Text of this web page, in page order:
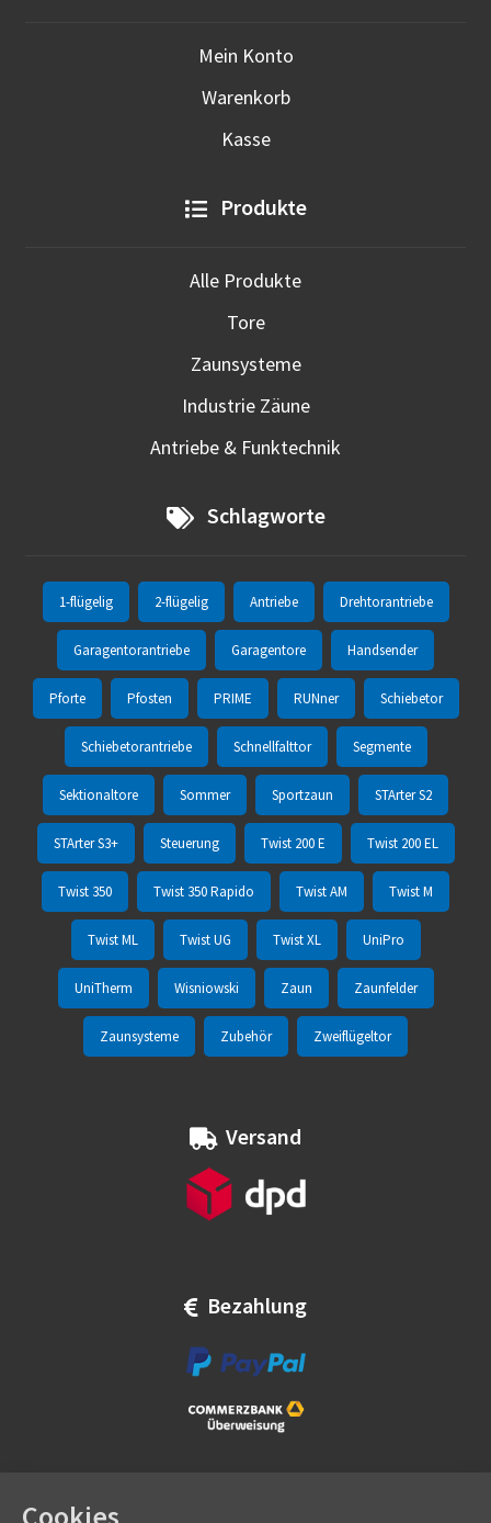
Mein Konto
Warenkorb
Kasse
Produkte
Alle Produkte
Tore
Zaunsysteme
Industrie Zäune
Antriebe & Funktechnik
Schlagworte
1-flügelig 2-flügelig Antriebe Drehtorantriebe
Garagentorantriebe Garagentore Handsender
Pforte Pfosten PRIME RUNner Schiebetor
Schiebetorantriebe Schnellfalttor Segmente
Sektionaltore Sommer Sportzaun STArter S2
STArter S3+ Steuerung Twist 200 E Twist 200 EL
Twist 350 Twist 350 Rapido Twist AM Twist M
Twist ML Twist UG Twist XL UniPro
UniTherm Wisniowski Zaun Zaunfelder
Zaunsysteme Zubehör Zweiflügeltor
Versand
Bezahlung